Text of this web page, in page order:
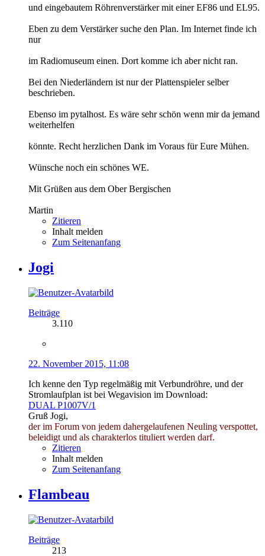
und eingebautem Röhrenverstärker mit einer EF86 und EL95.
Eben zu dem Verstärker suche den Plan. Im Internet finde ich
nur
im Radiomuseum einen. Dort komme ich aber nicht ran.
Bei den Niederländern ist nur der Plattenspieler selber
beschrieben.
Ebenso im pytalhost. Es wäre sehr schön wenn mir da jemand
weiterhelfen
könnte. Recht herzlichen Dank im Voraus für Eure Mühen.
Wünsche noch ein schönes WE.
Mit Grüßen aus dem Ober Bergischen
Martin
Zitieren
Inhalt melden
Zum Seitenanfang
Jogi
Beiträge
3.110
22. November 2015, 11:08
Ich kenne den Typ regelmäßig mit Verbundröhre, und der
Stromlaufplan ist bei Wegavision im Download:
DUAL P1007V/1
Gruß Jogi,
der im Forum von jedem dahergelaufenen Neuling verspottet,
beleidigt und als charakterlos tituliert werden darf.
Zitieren
Inhalt melden
Zum Seitenanfang
Flambeau
Beiträge
213